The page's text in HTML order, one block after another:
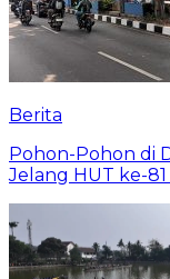
Berita
Pohon-Pohon di
Jelang HUT ke-